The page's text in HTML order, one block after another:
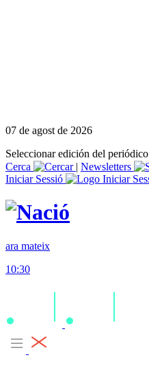
07 de agost de 2026
Seleccionar edición del periódico
Cerca
| Newsletters
Iniciar Sessió
ara mateix
10:30